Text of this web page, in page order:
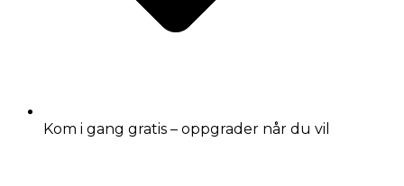
Kom i gang gratis – oppgrader når du vil